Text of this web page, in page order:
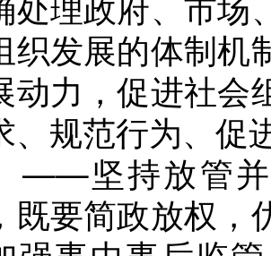
织发展的体制机
动力，促进社会
、规范行为、促
坚持放管并重
既要简政放权，